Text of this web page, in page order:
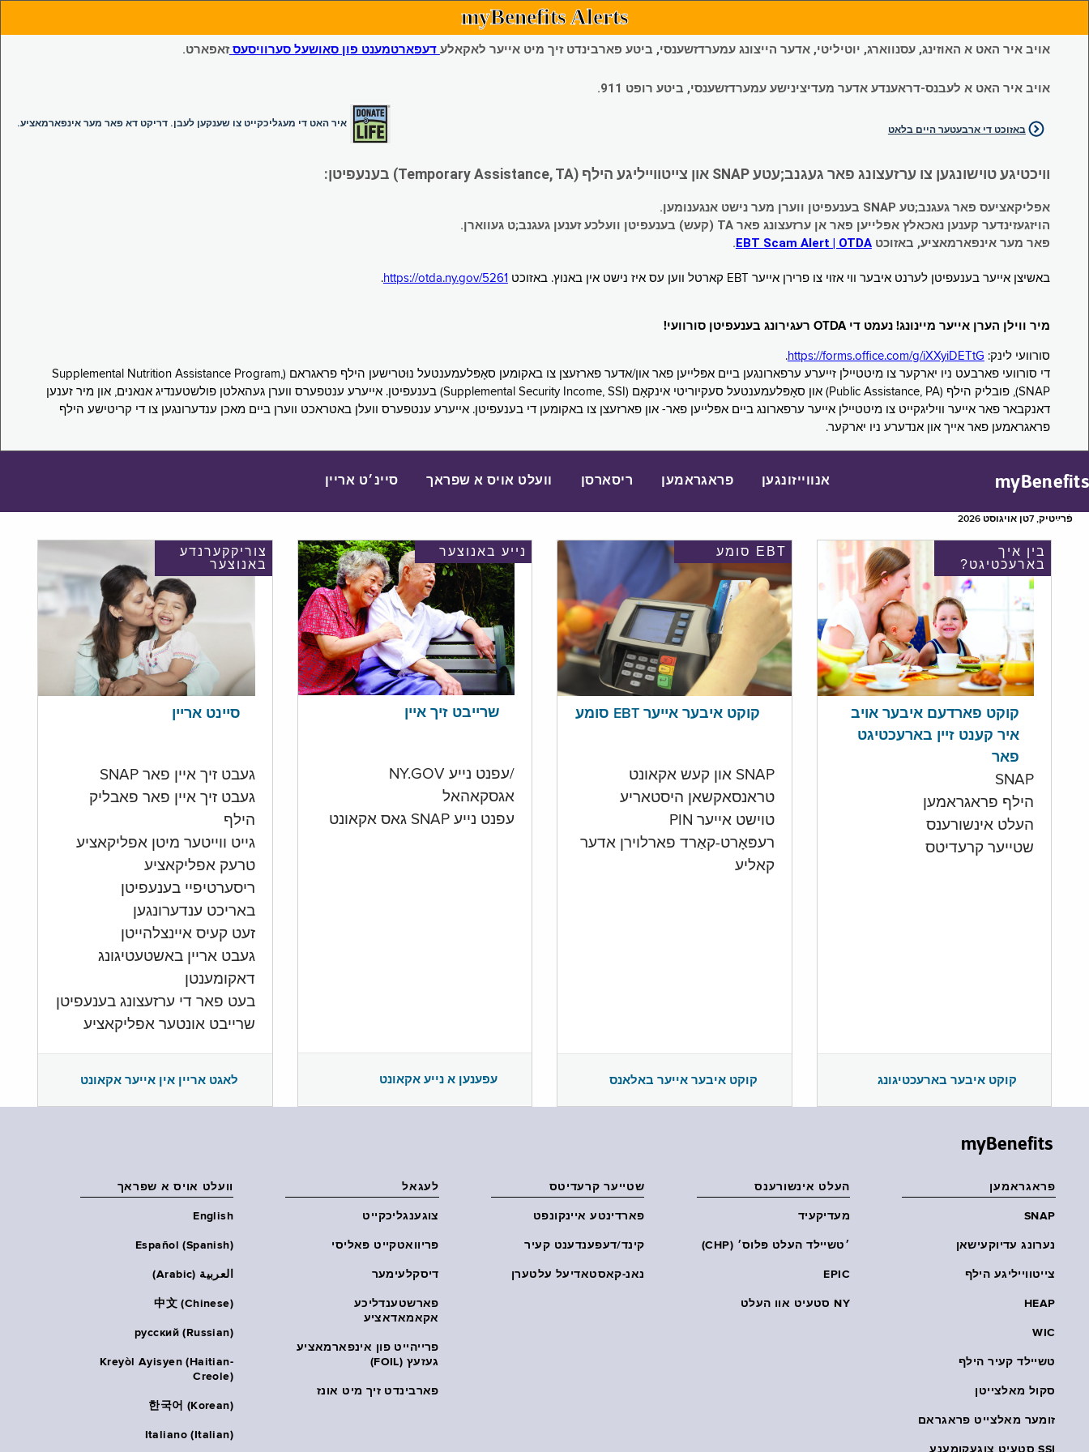
myBenefits Alerts
אויב איר האט א האוזינג, עסנווארג, יוטיליטי, אדער הייצונג עמערדזשענסי, ביטע פארבינדט זיך מיט אייער לאקאלע דעפארטמענט פון סאושעל סערוויסעסזאפארט.
אויב איר האט א לעבנס-דראענדע אדער מעדיצינישע עמערדזשענסי, ביטע רופט 911.
איר האט די מעגליכקייט צו שענקען לעבן. דריקט דא פאר מער אינפארמאציע.
באזוכט די ארבעטער היים בלאט
וויכטיגע טוישונגען צו ערזעצונג פאר געגנב;עטע SNAP און צייטווייליגע הילף (Temporary Assistance, TA) בענעפיטן:
אפליקאציעס פאר געגנב;טע SNAP בענעפיטן ווערן מער נישט אנגענומען.
הויזגעזינדער קענען נאכאלץ אפּלייען פאר אן ערזעצונג פאר TA (קעש) בענעפיטן וועלכע זענען געגנב;ט געווארן.
פאר מער אינפארמאציע, באזוכטEBT Scam Alert | OTDA
.
באשיצן אייער בענעפיטן לערנט איבער ווי אזוי צו פרירן אייער EBT קארטל ווען עס איז נישט אין באנוץ. באזוכט https://otda.ny.gov/5261
.
מיר ווילן הערן אייער מיינונג! נעמט די OTDA רעגירונג בענעפיטן סורוועי!
סורוועי לינק: https://forms.office.com/g/iXXyiDETtG
.
די סורוועי פארבעט ניו יארקער צו מיטטיילן זייערע ערפארונגען ביים אפּלייען פאר און/אדער פארזעצן צו באקומען סאָפּלעמענטעל נוּטרישען הילף פראגראם (Supplemental Nutrition Assistance Program,
SNAP), פובליק הילף (Public Assistance, PA) און סאָפּלעמענטעל סעקיוריטי אינקאָם (Supplemental Security Income, SSI) בענעפיטן. אייערע ענטפערס ווערן געהאלטן פולשטענדיג אנאנים, און מיר זענען
דאנקבאר פאר אייער וויליגקייט צו מיטטיילן אייער ערפארונג ביים אפּלייען פאר- און פארזעצן צו באקומען די בענעפיטן. אייערע ענטפערס וועלן באטראכט ווערן ביים מאכן ענדערונגען צו די קריטישע הילף
פראגראמען פאר אייך און אנדערע ניו יארקער.
myBenefits אנווייזונגען פראגראמען ריסארסן וועלט אויס א שפראך סיינ׳ט אריין
פֿרײַטיק, 7טן אויגוסט 2026
צוריקקערנדע
באנוצער
סיינט אריין
געבט זיך איין פאר SNAP
געבט זיך איין פאר פאבליק
הילף
גייט ווייטער מיטן אפליקאציע
טרעק אפליקאציע
ריסערטיפיי בענעפיטן
באריכט ענדערונגען
זעט קעיס איינצלהייטן
געבט אריין באשטעטיגונג
דאקומענטן
בעט פאר די ערזעצונג בענעפיטן
שרייבט אונטער אפליקאציע
לאגט אריין אין אייער אקאונט
נייע באנוצער
שרייבט זיך איין
/עפנט נייע NY.GOV
אגסקאהאל
עפנט נייע SNAP גאס אקאונט
עפענען א נייע אקאונט
EBT סומע
קוקט איבער אייער EBT סומע
SNAP און קעש אקאונט
טראנסאקשאן היסטאריע
טוישט אייער PIN
רעפּאָרט-קאַרד פארלוירן אדער
קאליע
קוקט איבער אייער באלאנס
בין איך
בארעכטיגט?
קוקט פארדעם איבער אויב
איר קענט זיין בארעכטיגט
פאר
SNAP
הילף פראגראמען
העלט אינשורענס
שטייער קרעדיטס
קוקט איבער בארעכטיגונג
myBenefits
פראגראמען
SNAP
נערונג עדיוקעישאן
צייטווייליגע הילף
HEAP
WIC
טשיילד קעיר הילף
סקול מאלצייטן
זומער מאלצייט פראגראם
SSI סטעיט צוגעקומענע
העלט אינשורענס
מעדיקעיד
׳טשיילד העלט פּלוס׳ (CHP)
EPIC
NY סטעיט אוו העלט
שטייער קרעדיטס
פארדינטע איינקונפט
קינד/דעפענדענט קעיר
נאנ-קאסטאדיעל עלטערן
לעגאל
צוגענגליכקייט
פּריוואטקייט פּאליסי
דיסקלעימער
פארשטענדליכע
אקאמאדאציע
פרייהייט פון אינפארמאציע
געזעץ (FOIL)
פארבינדט זיך מיט אונז
וועלט אויס א שפראך
English
Español (Spanish)
العربية (Arabic)
中文 (Chinese)
русский (Russian)
Kreyòl Ayisyen (Haitian-
Creole)
한국어 (Korean)
Italiano (Italian)